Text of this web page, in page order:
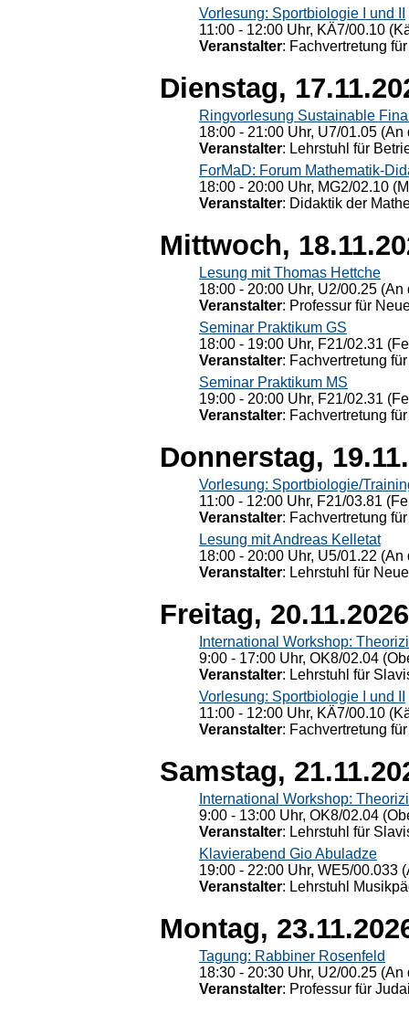
Vorlesung: Sportbiologie I und II
11:00 - 12:00 Uhr, KÄ7/00.10
Veranstalter: Fachvertretung
Dienstag,
Ringvorlesung Sustainable
18:00 - 21:00 Uhr, U7/01.05
Veranstalter: Lehrstuhl für
ForMaD: Forum Mathematik-
18:00 - 20:00 Uhr, MG2/02.10
Veranstalter: Didaktik der
Mittwoch,
Lesung mit Thomas Hettche
18:00 - 20:00 Uhr, U2/00.25
Veranstalter: Professur für
Seminar Praktikum GS
18:00 - 19:00 Uhr, F21/02.31
Veranstalter: Fachvertretung
Seminar Praktikum MS
19:00 - 20:00 Uhr, F21/02.31
Veranstalter: Fachvertretung
Donnerstag,
Vorlesung: Sportbiologie/
11:00 - 12:00 Uhr, F21/03.81
Veranstalter: Fachvertretung
Lesung mit Andreas Kelletat
18:00 - 20:00 Uhr, U5/01.22
Veranstalter: Lehrstuhl für
Freitag, 20.11.2026
International Workshop:
9:00 - 17:00 Uhr, OK8/02.04
Veranstalter: Lehrstuhl für
Vorlesung: Sportbiologie I und II
11:00 - 12:00 Uhr, KÄ7/00.10
Veranstalter: Fachvertretung
Samstag,
International Workshop:
9:00 - 13:00 Uhr, OK8/02.04
Veranstalter: Lehrstuhl für
Klavierabend Gio Abuladze
19:00 - 22:00 Uhr, WE5/00.033
Veranstalter: Lehrstuhl
Montag,
Tagung: Rabbiner Rosenfeld
18:30 - 20:30 Uhr, U2/00.25
Veranstalter: Professur für